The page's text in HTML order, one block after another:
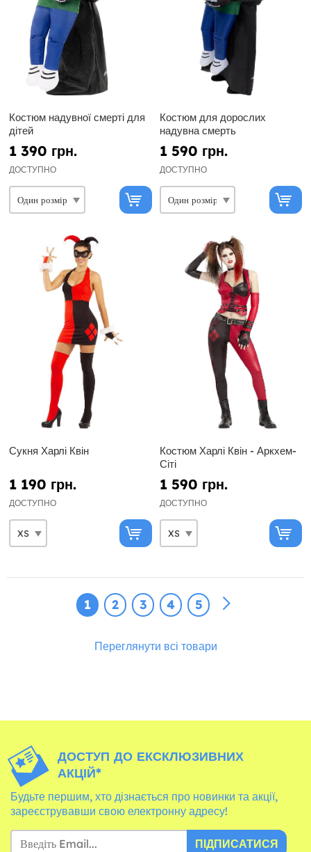
Костюм надувної смерті для
дітей
1 390 грн.
ДОСТУПНО
Костюм для дорослих
надувна смерть
1 590 грн.
ДОСТУПНО
Сукня Харлі Квін
1 190 грн.
ДОСТУПНО
Костюм Харлі Квін - Аркхем-
Сіті
1 590 грн.
ДОСТУПНО
1 2 3 4 5
Переглянути всі товари
ДОСТУП ДО ЕКСКЛЮЗИВНИХ
АКЦІЙ*
Будьте першим, хто дізнається про новинки та акції,
зареєструвавши свою електронну адресу!
ПІДПИСАТИСЯ